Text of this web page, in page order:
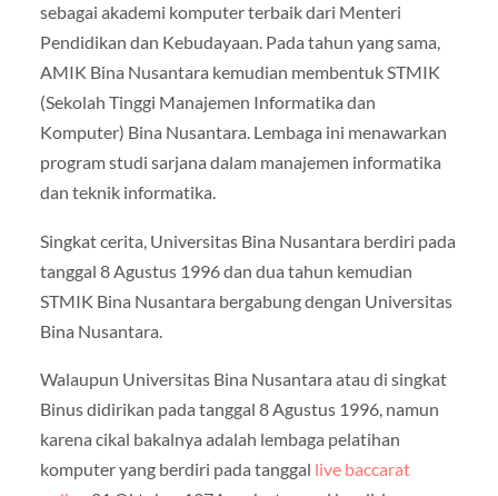
sebagai akademi komputer terbaik dari Menteri
Pendidikan dan Kebudayaan. Pada tahun yang sama,
AMIK Bina Nusantara kemudian membentuk STMIK
(Sekolah Tinggi Manajemen Informatika dan
Komputer) Bina Nusantara. Lembaga ini menawarkan
program studi sarjana dalam manajemen informatika
dan teknik informatika.
Singkat cerita, Universitas Bina Nusantara berdiri pada
tanggal 8 Agustus 1996 dan dua tahun kemudian
STMIK Bina Nusantara bergabung dengan Universitas
Bina Nusantara.
Walaupun Universitas Bina Nusantara atau di singkat
Binus didirikan pada tanggal 8 Agustus 1996, namun
karena cikal bakalnya adalah lembaga pelatihan
komputer yang berdiri pada tanggal live baccarat